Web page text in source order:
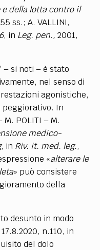
della lotta contro il
ss.; A. VALLINI,
, in Leg. pen., 2001,
– si noti – è stato
nel senso di
agonistiche,
peggiorativo. In
M. POLITI – M.
medico-
, in Riv. it. med. leg.,
«alterare le
» può consistere
della
desunto in modo
n.110, in
del dolo